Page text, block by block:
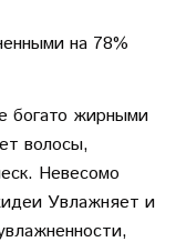
на 78%
богато жирными
волосы,
Невесомо
Увлажняет и